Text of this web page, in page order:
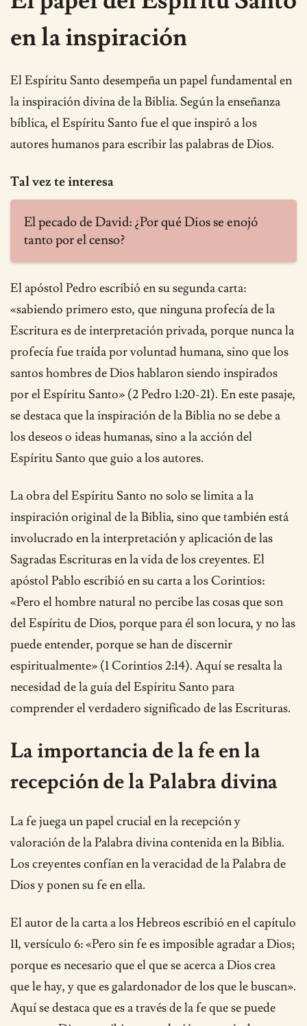
en la inspiración
El Espíritu Santo desempeña un papel fundamental en
la inspiración divina de la Biblia. Según la enseñanza
bíblica, el Espíritu Santo fue el que inspiró a los
autores humanos para escribir las palabras de Dios.
Tal vez te interesa
El pecado de David: ¿Por qué Dios se enojó
tanto por el censo?
El apóstol Pedro escribió en su segunda carta:
«sabiendo primero esto, que ninguna profecía de la
Escritura es de interpretación privada, porque nunca la
profecía fue traída por voluntad humana, sino que los
santos hombres de Dios hablaron siendo inspirados
por el Espíritu Santo» (2 Pedro 1:20-21). En este pasaje,
se destaca que la inspiración de la Biblia no se debe a
los deseos o ideas humanas, sino a la acción del
Espíritu Santo que guio a los autores.
La obra del Espíritu Santo no solo se limita a la
inspiración original de la Biblia, sino que también está
involucrado en la interpretación y aplicación de las
Sagradas Escrituras en la vida de los creyentes. El
apóstol Pablo escribió en su carta a los Corintios:
«Pero el hombre natural no percibe las cosas que son
del Espíritu de Dios, porque para él son locura, y no las
puede entender, porque se han de discernir
espiritualmente» (1 Corintios 2:14). Aquí se resalta la
necesidad de la guía del Espíritu Santo para
comprender el verdadero significado de las Escrituras.
La importancia de la fe en la
recepción de la Palabra divina
La fe juega un papel crucial en la recepción y
valoración de la Palabra divina contenida en la Biblia.
Los creyentes confían en la veracidad de la Palabra de
Dios y ponen su fe en ella.
El autor de la carta a los Hebreos escribió en el capítulo
11, versículo 6: «Pero sin fe es imposible agradar a Dios;
porque es necesario que el que se acerca a Dios crea
que le hay, y que es galardonador de los que le buscan».
Aquí se destaca que es a través de la fe que se puede